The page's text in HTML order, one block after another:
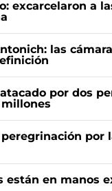
excarcelaron a
las
por dos
por
están en manos